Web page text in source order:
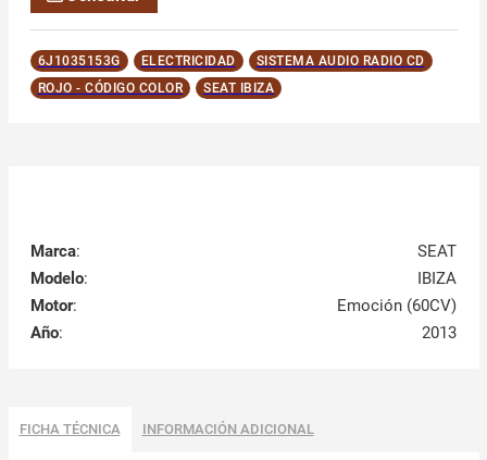
6J1035153G ELECTRICIDAD
SISTEMA AUDIO RADIO CD
ROJO - CÓDIGO COLOR
SEAT IBIZA
Marca:
SEAT
Modelo:
IBIZA
Motor:
Emoción (60CV)
Año: 2013
FICHA TÉCNICA INFORMACIÓN ADICIONAL